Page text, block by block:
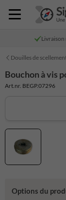
Livraison
Douilles de
Bouchon à vis
Art.nr. BEGP.07296
Options du